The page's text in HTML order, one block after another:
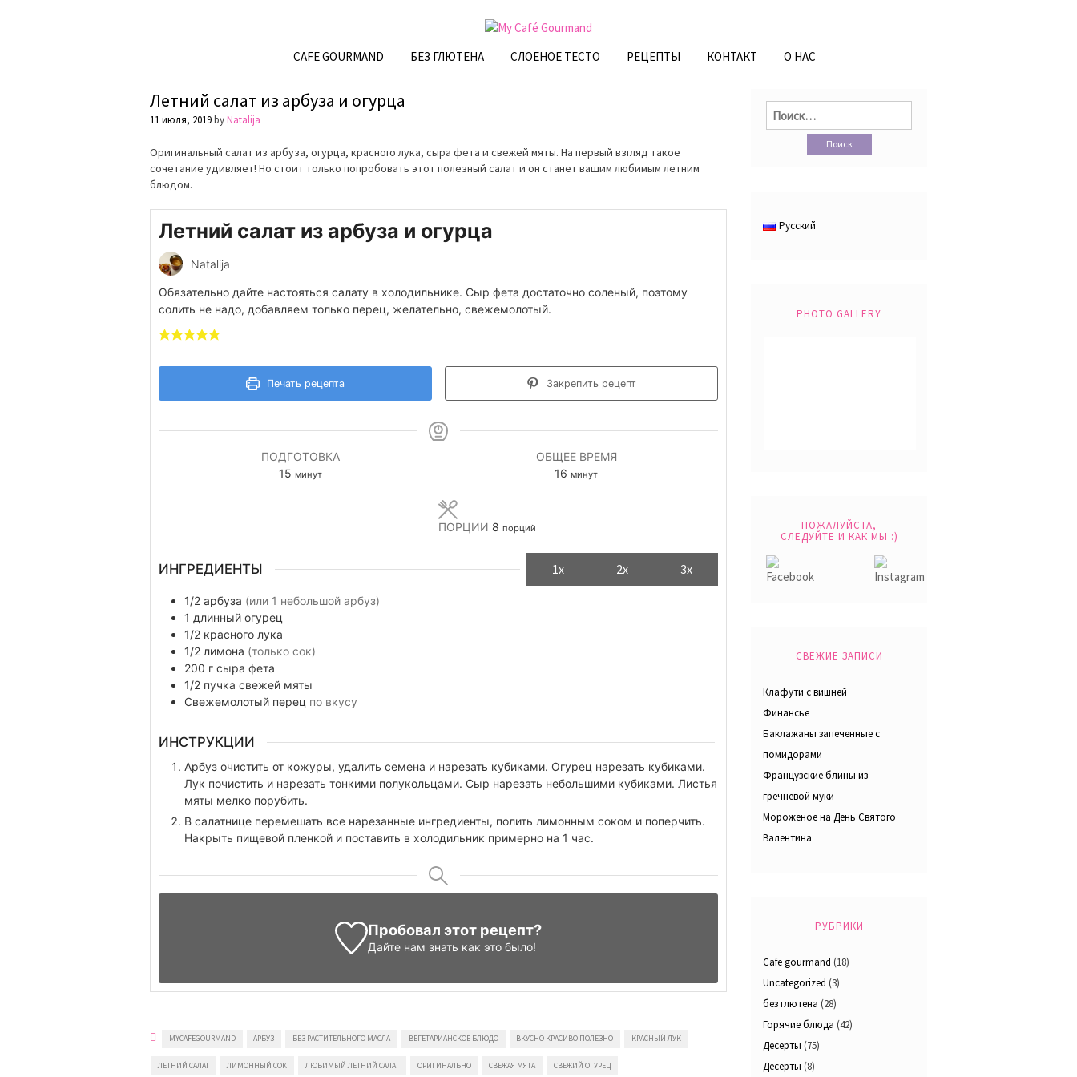
CAFE GOURMAND БЕЗ ГЛЮТЕНА СЛОЕНОЕ ТЕСТО РЕЦЕПТЫ КОНТАКТ О НАС
Летний салат из арбуза и огурца
11 июля, 2019byNatalija
Оригинальный салат из арбуза, огурца, красного лука, сыра фета и свежей мяты. На первый взгляд такое
сочетание удивляет! Но стоит только попробовать этот полезный салат и он станет вашим любимым летним
блюдом.
Летний салат из арбуза и огурца
Natalija
Обязательно дайте настояться салату в холодильнике. Сыр фета достаточно соленый, поэтому
солить не надо, добавляем только перец, желательно, свежемолотый.
Печать рецепта Закрепить рецепт
ПОДГОТОВКА
15 минуты
минут
ОБЩЕЕ ВРЕМЯ
16 минуты
минут
ПОРЦИИ 8 порций
ИНГРЕДИЕНТЫ 1x 2x 3x
1/2 арбуза (или 1 небольшой арбуз)
1 длинный огурец
1/2 красного лука
1/2 лимона (только сок)
200 г сыра фета
1/2 пучка свежей мяты
Свежемолотый перец по вкусу
ИНСТРУКЦИИ
Арбуз очистить от кожуры, удалить семена и нарезать кубиками. Огурец нарезать кубиками.
Лук почистить и нарезать тонкими полукольцами. Сыр нарезать небольшими кубиками. Листья
мяты мелко порубить.
В салатнице перемешать все нарезанные ингредиенты, полить лимонным соком и поперчить.
Накрыть пищевой пленкой и поставить в холодильник примерно на 1 час.
Пробовал этот рецепт?
Дайте нам знать как это было!
MYCAFEGOURMAND АРБУЗ БЕЗ РАСТИТЕЛЬНОГО МАСЛА ВЕГЕТАРИАНСКОЕ БЛЮДО ВКУСНО КРАСИВО ПОЛЕЗНО КРАСНЫЙ ЛУК
ЛЕТНИЙ САЛАТ ЛИМОННЫЙ СОК ЛЮБИМЫЙ ЛЕТНИЙ САЛАТ ОРИГИНАЛЬНО СВЕЖАЯ МЯТА СВЕЖИЙ ОГУРЕЦ
Найти:
Русский
PHOTO GALLERY
ПОЖАЛУЙСТА,
СЛЕДУЙТЕ И КАК МЫ :)
СВЕЖИЕ ЗАПИСИ
Клафути с вишней
Финансье
Баклажаны запеченные с
помидорами
Французские блины из
гречневой муки
Мороженое на День Святого
Валентина
РУБРИКИ
Cafe gourmand (18)
Uncategorized (3)
без глютена (28)
Горячие блюда (42)
Десерты (75)
Десерты (8)